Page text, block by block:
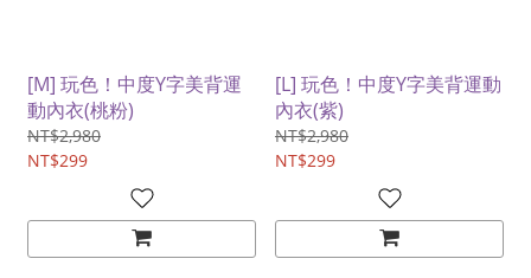
[M] 玩色！中度Y字美背運
動內衣(桃粉)
NT$2,980
NT$299
[L] 玩色！中度Y字美背運動
內衣(紫)
NT$2,980
NT$299